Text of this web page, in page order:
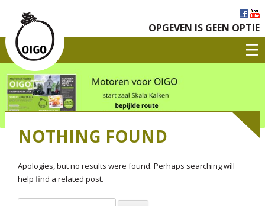
OPGEVEN IS GEEN OPTIE
NOTHING FOUND
Apologies, but no results were found. Perhaps searching will
help find a related post.